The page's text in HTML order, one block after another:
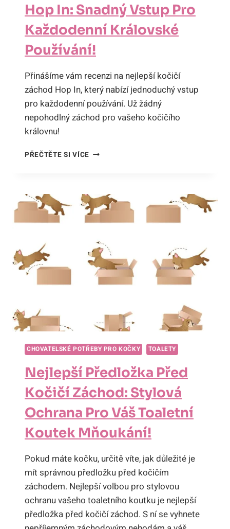
Hop In: Snadný Vstup Pro
Každodenní Královské
Používání!
Přinášíme vám recenzi na nejlepší kočičí
záchod Hop In, který nabízí jednoduchý vstup
pro každodenní používání. Už žádný
nepohodlný záchod pro vašeho kočičího
královnu!
PŘEČTĚTE SI VÍCENEJLEPŠÍ
IN:
SNADNÝ
VSTUP
KRÁLOVSKÉ
POUŽÍVÁNÍ!
CHOVATELSKÉ POTŘEBY PRO KOČKY TOALETY
Nejlepší Předložka Před
Kočičí Záchod: Stylová
Ochrana Pro Váš Toaletní
Koutek Mňoukání!
Pokud máte kočku, určitě víte, jak důležité je
mít správnou předložku před kočičím
záchodem. Nejlepší volbou pro stylovou
ochranu vašeho toaletního koutku je nejlepší
předložka před kočičí záchod. S ní se vyhnete